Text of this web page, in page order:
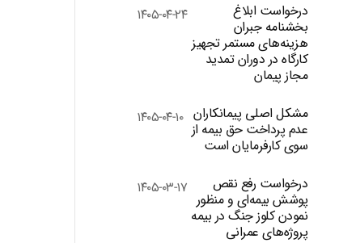
درخواست ابلاغ
بخشنامه جبران
هزینه‌های مستمر تجهیز
کارگاه در دوران تمدید
مجاز پیمان
۱۴۰۵-۰۴-۲۴
مشکل اصلی پیمانکاران
عدم پرداخت حق بیمه از
سوی کارفرمایان است
۱۴۰۵-۰۴-۱۰
درخواست رفع نقص
پوشش بیمه‌ای و منظور
نمودن کلوز جنگ در بیمه
پروژه‌های عمرانی
۱۴۰۵-۰۳-۱۷